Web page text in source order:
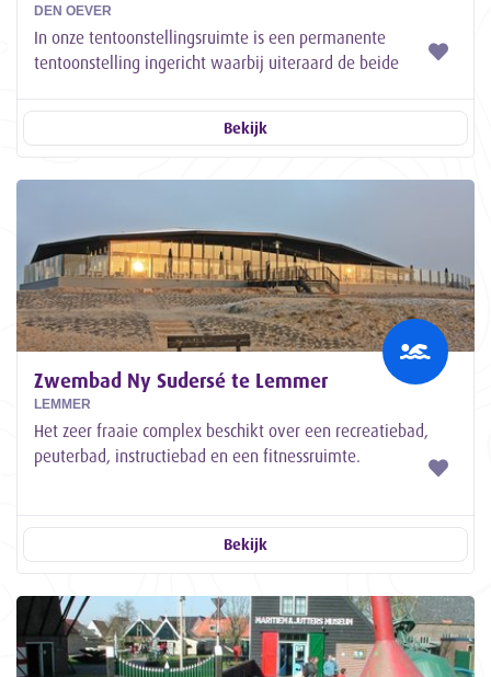
DEN OEVER
In onze tentoonstellingsruimte is een permanente
tentoonstelling ingericht waarbij uiteraard de beide
Bekijk
Zwembad Ny Sudersé te Lemmer
LEMMER
Het zeer fraaie complex beschikt over een recreatiebad,
peuterbad, instructiebad en een fitnessruimte.
Bekijk